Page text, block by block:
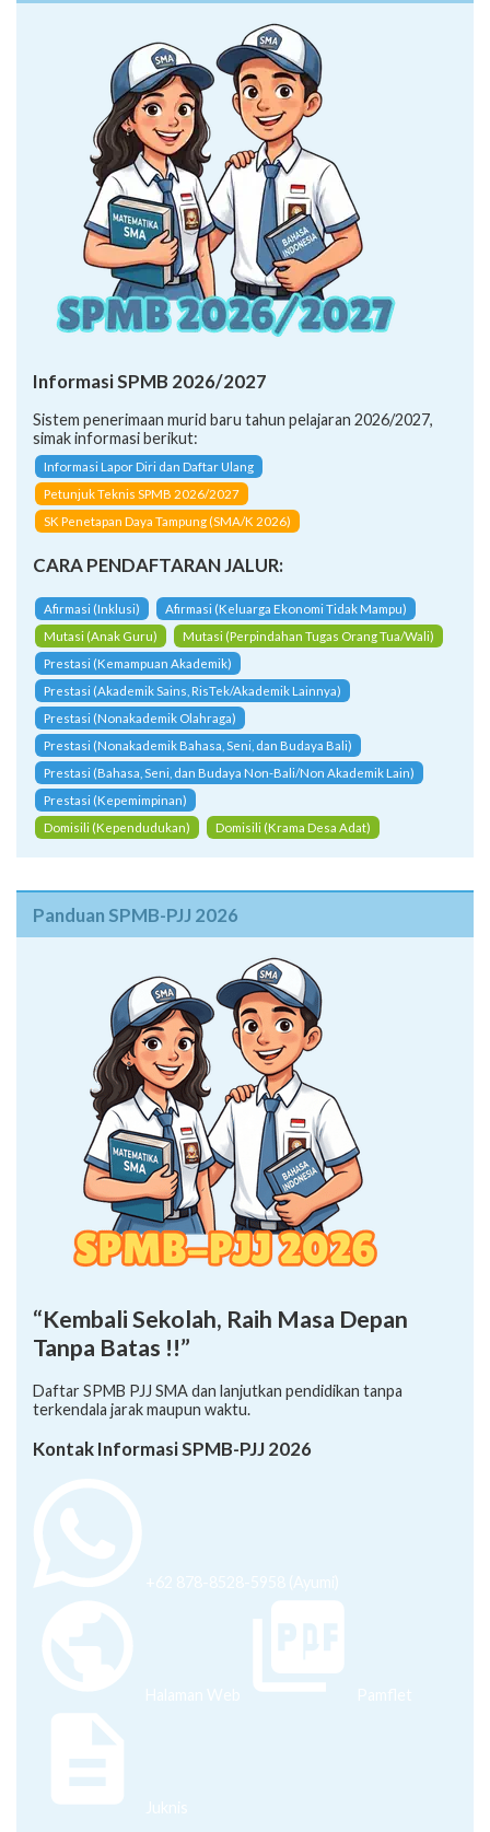
Informasi SPMB 2026/2027
Sistem penerimaan murid baru tahun pelajaran 2026/2027,
simak informasi berikut:
Informasi Lapor Diri dan Daftar Ulang
Petunjuk Teknis SPMB 2026/2027
SK Penetapan Daya Tampung (SMA/K 2026)
CARA PENDAFTARAN JALUR:
Afirmasi (Inklusi)
Afirmasi (Keluarga Ekonomi Tidak Mampu)
Mutasi (Anak Guru)
Mutasi (Perpindahan Tugas Orang Tua/Wali)
Prestasi (Kemampuan Akademik)
Prestasi (Akademik Sains, RisTek/Akademik Lainnya)
Prestasi (Nonakademik Olahraga)
Prestasi (Nonakademik Bahasa, Seni, dan Budaya Bali)
Prestasi (Bahasa, Seni, dan Budaya Non-Bali/Non Akademik Lain)
Prestasi (Kepemimpinan)
Domisili (Kependudukan)
Domisili (Krama Desa Adat)
Panduan SPMB-PJJ 2026
“Kembali Sekolah, Raih Masa Depan
Tanpa Batas !!”
Daftar SPMB PJJ SMA dan lanjutkan pendidikan tanpa
terkendala jarak maupun waktu.
Kontak Informasi SPMB-PJJ 2026
+62 878-8528-5958 (Ayumi)
Halaman Web Pamflet
Juknis